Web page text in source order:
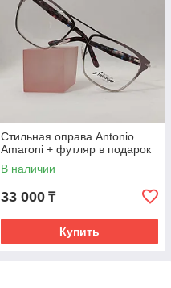
Стильная оправа Antonio
Amaroni + футляр в подарок
В наличии
33 000 ₸
Купить